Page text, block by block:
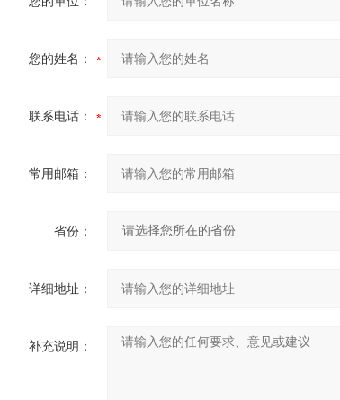
您的姓名：
联系电话：
常用邮箱：
省份：
详细地址：
补充说明：